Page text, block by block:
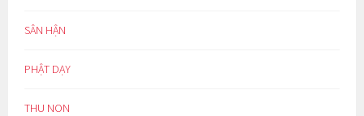
SÂN HẬN
PHẬT DẠY
THU NON